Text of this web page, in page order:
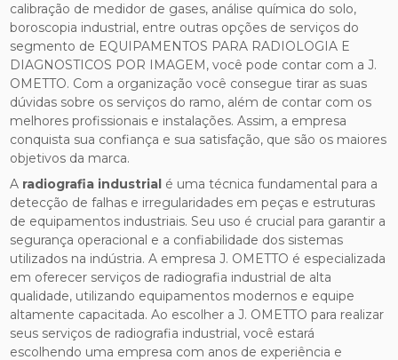
calibração de medidor de gases, análise química do solo,
boroscopia industrial, entre outras opções de serviços do
segmento de EQUIPAMENTOS PARA RADIOLOGIA E
DIAGNOSTICOS POR IMAGEM, você pode contar com a J.
OMETTO. Com a organização você consegue tirar as suas
dúvidas sobre os serviços do ramo, além de contar com os
melhores profissionais e instalações. Assim, a empresa
conquista sua confiança e sua satisfação, que são os maiores
objetivos da marca.
A radiografia industrial é uma técnica fundamental para a
detecção de falhas e irregularidades em peças e estruturas
de equipamentos industriais. Seu uso é crucial para garantir a
segurança operacional e a confiabilidade dos sistemas
utilizados na indústria. A empresa J. OMETTO é especializada
em oferecer serviços de radiografia industrial de alta
qualidade, utilizando equipamentos modernos e equipe
altamente capacitada. Ao escolher a J. OMETTO para realizar
seus serviços de radiografia industrial, você estará
escolhendo uma empresa com anos de experiência e